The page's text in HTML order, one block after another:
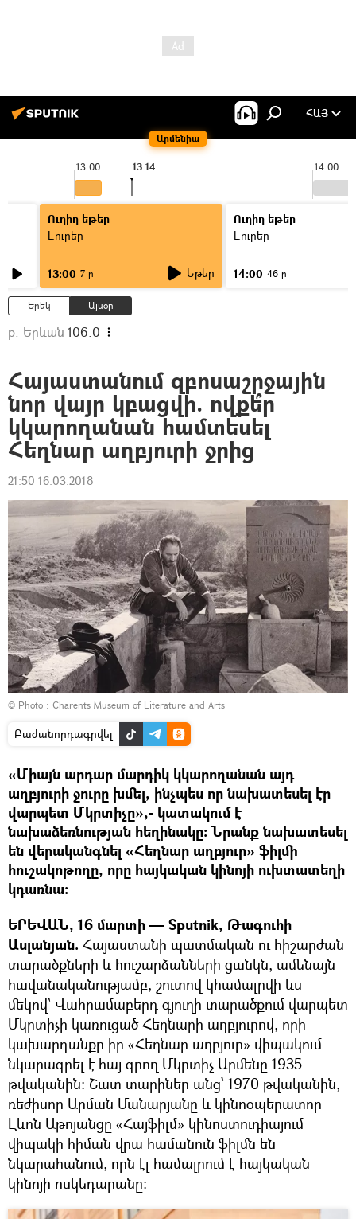
Արմենիա
ՀԱՅ
13:00 14:00
13:14
Ուղիղ եթեր
Լուրեր
13:00 7 ր Եթեր
Ուղիղ եթեր
Լուրեր
14:00 46 ր
Երեկ Այսօր
ք. Երևան 106.0
Հայաստանում զբոսաշրջային
նոր վայր կբացվի. ովքե՞ր
կկարողանան համտեսել
Հեղնար աղբյուրի ջրից
21:50 16.03.2018
© Photo : Charents Museum of Literature and Arts
Բաժանորդագրվել
«Միայն արդար մարդիկ կկարողանան այդ
աղբյուրի ջուրը խմել, ինչպես որ նախատեսել էր
վարպետ Մկրտիչը»,- կատակում է
նախաձեռնության հեղինակը։ Նրանք նախատեսել
են վերականգնել «Հեղնար աղբյուր» ֆիլմի
հուշակոթողը, որը հայկական կինոյի ուխտատեղի
կդառնա։
ԵՐԵՎԱՆ, 16 մարտի — Sputnik, Թագուհի
Ասլանյան. Հայաստանի պատմական ու հիշարժան
տարածքների և հուշարձանների ցանկն, ամենայն
հավանականությամբ, շուտով կհամալրվի ևս
մեկով՝ Վահրամաբերդ գյուղի տարածքում վարպետ
Մկրտիչի կառուցած Հեղնարի աղբյուրով, որի
կախարդանքը իր «Հեղնար աղբյուր» վիպակում
նկարագրել է հայ գրող Մկրտիչ Արմենը 1935
թվականին: Շատ տարիներ անց՝ 1970 թվականին,
ռեժիսոր Արման Մանարյանը և կինոօպերատոր
Լևոն Աթոյանցը «Հայֆիլմ» կինոստուդիայում
վիպակի հիման վրա համանուն ֆիլմն են
նկարահանում, որն էլ համալրում է հայկական
կինոյի ոսկեդարանը: